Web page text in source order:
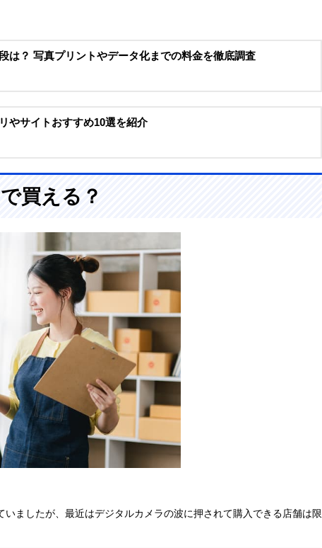
は？ 写真プリントやデータ化までの料金を徹底調査
やサイトおすすめ10選を紹介
買える？
ましたが、最近はデジタルカメラの波に押されて購入できる店舗は限